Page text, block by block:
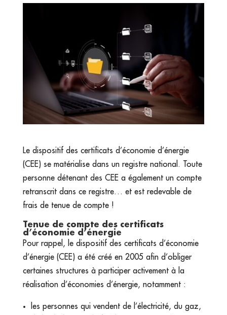
Le dispositif des certificats d’économie d’énergie
(CEE) se matérialise dans un registre national. Toute
personne détenant des CEE a également un compte
retranscrit dans ce registre… et est redevable de
frais de tenue de compte !
Tenue de compte des certificats
d’économie d’énergie
Pour rappel, le dispositif des certificats d’économie
d’énergie (CEE) a été créé en 2005 afin d’obliger
certaines structures à participer activement à la
réalisation d’économies d’énergie, notamment :
les personnes qui vendent de l’électricité, du gaz,